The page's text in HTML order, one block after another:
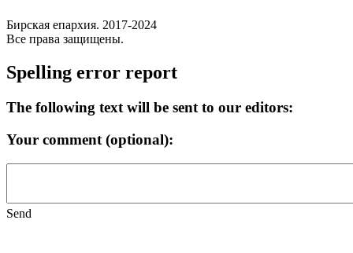
Бирская епархия. 2017-2024
Все права защищены.
Spelling error report
The following text will be sent to our editors:
Your comment (optional):
Send